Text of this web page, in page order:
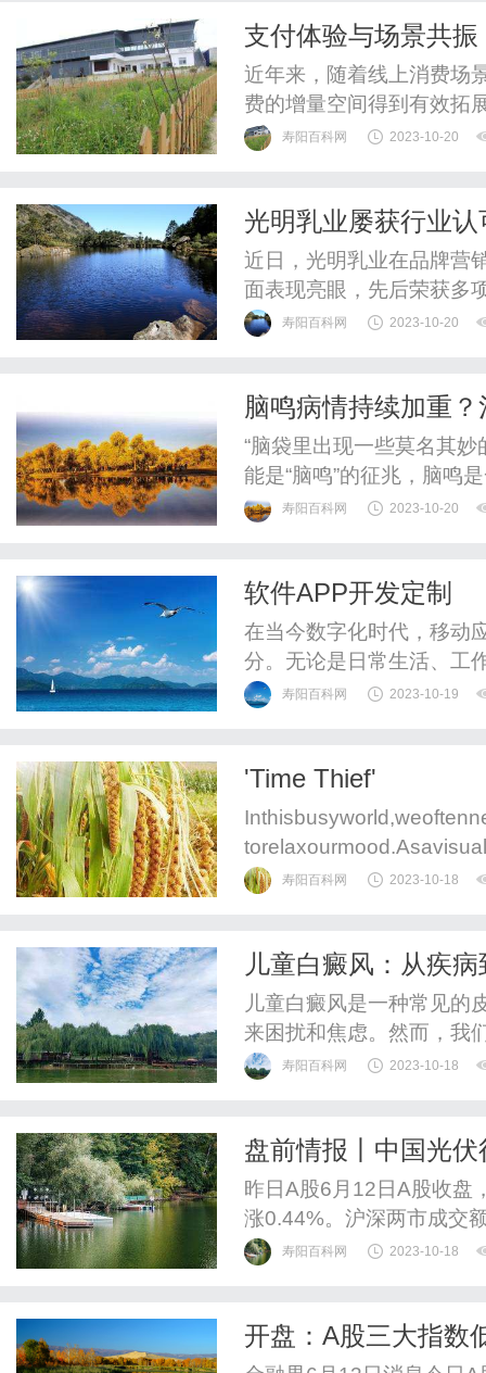
支付体验与场景共
近年来，随着线上消费场
费的增量空间得到有效拓
寿阳百科网 2023-10-20
光明乳业屡获行业
近日，光明乳业在品牌营
面表现亮眼，先后荣获多
能。在品牌营销传播方面
到媒体和市场的全面肯定
寿阳百科网 2023-10-20
脑鸣病情持续加重
“脑袋里出现一些莫名其
能是“脑鸣”的征兆，脑鸣
寿阳百科网 2023-10-20
软件APP开发定制
在当今数字化时代，移动
分。无论是日常生活、工
APP。然而，随着市场需
件。无论是企业内部员工
寿阳百科网 2023-10-19
'Time Thief'
寿阳百科网 2023-10-18
儿童白癜风：从疾
儿童白癜风是一种常见的
来困扰和焦虑。然而，我
疾病。首先，了解儿童白
白斑。这种疾病并不会传
寿阳百科网 2023-10-18
盘前情报丨中国光
带走消息多有不实
加氢站现场制氢
昨日A股6月12日A股收盘
涨0.44%。沪深两市成交
寿阳百科网 2023-10-18
开盘：A股三大指数